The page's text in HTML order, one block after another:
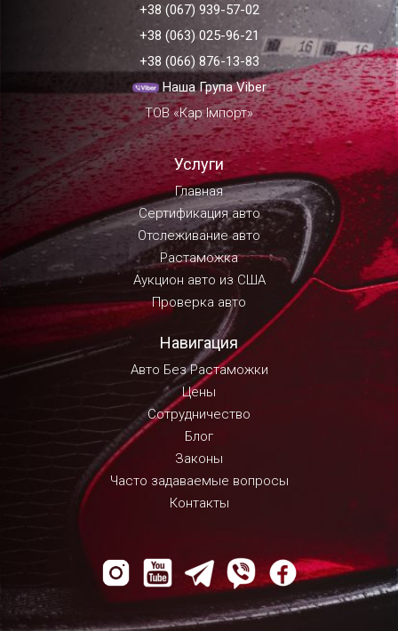
+38 (067) 939-57-02
+38 (063) 025-96-21
+38 (066) 876-13-83
Наша Група Viber
ТОВ «Кар Імпорт»
Услуги
Главная
Сертификация авто
Отслеживание авто
Растаможка
Аукцион авто из США
Проверка авто
Навигация
Авто Без Растаможки
Цены
Сотрудничество
Блог
Законы
Часто задаваемые вопросы
Контакты